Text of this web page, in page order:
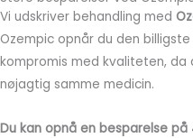
Vi udskriver behandling med
Ozempic opnår du den
kompromis med kvaliteten,
nøjagtig samme medicin.
Du kan opnå en besparelse